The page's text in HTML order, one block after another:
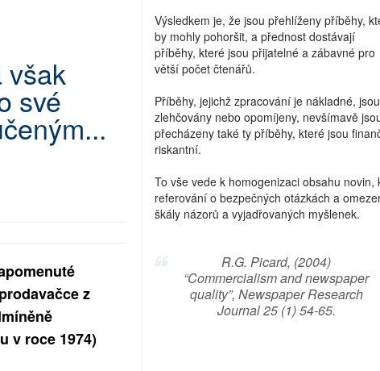
však
své
z
v roce 1974)
Výsledkem je, že jsou přehlíženy příběhy,
by mohly pohoršit, a přednost dostávají
příběhy, které jsou přijatelné a zábavné pro
větší počet čtenářů.
Příběhy, jejichž zpracování je nákladné, jsou
zlehčovány nebo opomíjeny, nevšímavě
přecházeny také ty příběhy, které jsou
riskantní.
To vše vede k homogenizaci obsahu novin,
referování o bezpečných otázkách a
škály názorů a vyjadřovaných myšlenek.
R.G. Picard, (2004)
“Commercialism and newspaper
quality”, Newspaper Research
Journal 25 (1) 54-65.